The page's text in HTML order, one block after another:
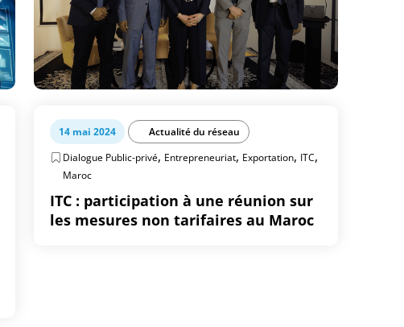
14 mai 2024
Actualité du réseau
Dialogue Public-privé, Entrepreneuriat, Exportation, ITC,
Maroc
ITC : participation à une réunion sur
les mesures non tarifaires au Maroc